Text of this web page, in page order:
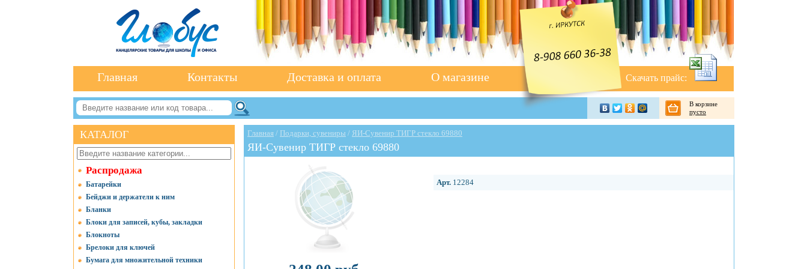
Скачать прайс:
Главная Контакты Доставка и оплата О магазине
В корзине
пусто
КАТАЛОГ
Распродажа
Батарейки
Бейджи и держатели к ним
Бланки
Блоки для записей, кубы, закладки
Блокноты
Брелоки для ключей
Бумага для множительной техники
Главная / Подарки, сувениры / ЯИ-Сувенир ТИГР стекло 69880
ЯИ-Сувенир ТИГР стекло 69880
Арт. 12284